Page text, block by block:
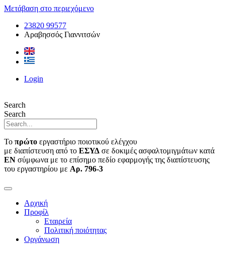
Μετάβαση στο περιεχόμενο
23820 99577
Αραβησσός Γιαννιτσών
Login
Search
Search
Το πρώτο εργαστήριο ποιοτικού ελέγχου
με διαπίστευση από το ΕΣΥΔ σε δοκιμές ασφαλτομιγμάτων κατά
ΕΝ σύμφωνα με το επίσημο πεδίο εφαρμογής της διαπίστευσης
του εργαστηρίου με Αρ. 796-3
Αρχική
Προφίλ
Εταιρεία
Πολιτική ποιότητας
Οργάνωση